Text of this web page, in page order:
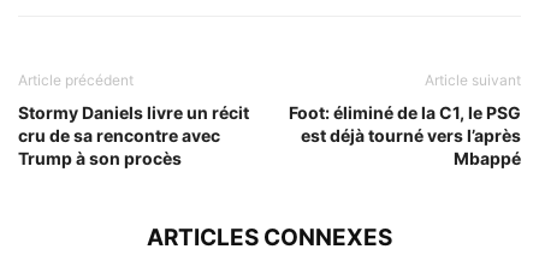
Article précédent
Stormy Daniels livre un récit
cru de sa rencontre avec
Trump à son procès
Article suivant
Foot: éliminé de la C1, le PSG
est déjà tourné vers l’après
Mbappé
ARTICLES CONNEXES